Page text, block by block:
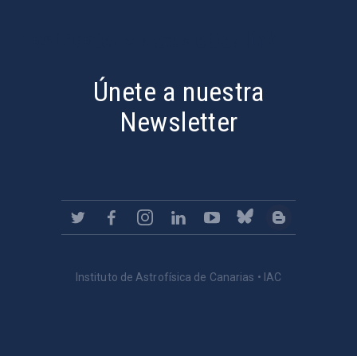
Únete a nuestra
Newsletter
Instituto de Astrofísica de Canarias • IAC